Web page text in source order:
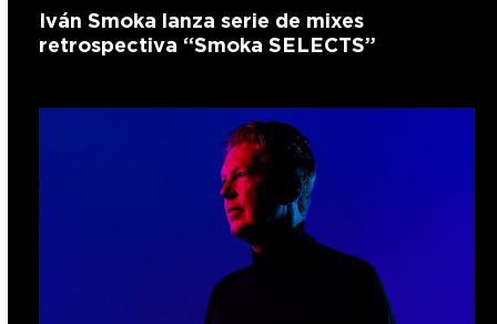
Iván Smoka lanza serie de mixes
retrospectiva “Smoka SELECTS”